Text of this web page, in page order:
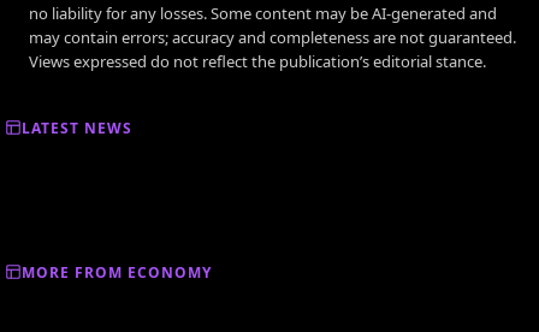
no liability for any losses. Some content may be AI-generated and
may contain errors; accuracy and completeness are not guaranteed.
Views expressed do not reflect the publication’s editorial stance.
LATEST NEWS
MORE FROM ECONOMY